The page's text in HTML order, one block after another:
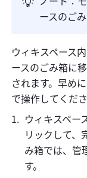
ースのご
ウィキスペース
ースのごみ箱に
されます。早め
で操作してくださ
ウィキスペー
リックして、
み箱では、管
す。